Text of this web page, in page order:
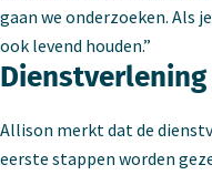
gaan we onderzoeken. Als
ook levend houden.”
Allison merkt dat de
eerste stappen worden